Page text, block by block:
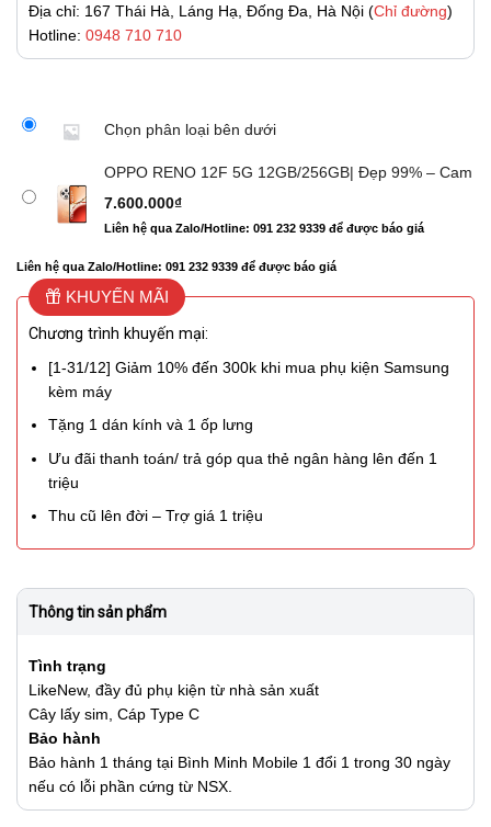
Địa chỉ: 167 Thái Hà, Láng Hạ, Đống Đa, Hà Nội (Chỉ đường)
Hotline: 0948 710 710
Chọn phân loại bên dưới
OPPO RENO 12F 5G 12GB/256GB| Đẹp 99% – Cam
7.600.000₫
Liên hệ qua Zalo/Hotline: 091 232 9339 để được báo giá
Liên hệ qua Zalo/Hotline: 091 232 9339 để được báo giá
KHUYẾN MÃI
Chương trình khuyến mại:
[1-31/12] Giảm 10% đến 300k khi mua phụ kiện Samsung
kèm máy
Tặng 1 dán kính và 1 ốp lưng
Ưu đãi thanh toán/ trả góp qua thẻ ngân hàng lên đến 1
triệu
Thu cũ lên đời – Trợ giá 1 triệu
Thông tin sản phẩm
Tình trạng
LikeNew, đầy đủ phụ kiện từ nhà sản xuất
Cây lấy sim, Cáp Type C
Bảo hành
Bảo hành 1 tháng tại Bình Minh Mobile 1 đổi 1 trong 30 ngày
nếu có lỗi phần cứng từ NSX.